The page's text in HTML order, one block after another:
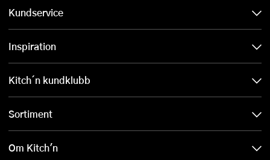
Kundservice
Inspiration
Kitch´n kundklubb
Sortiment
Om Kitch'n